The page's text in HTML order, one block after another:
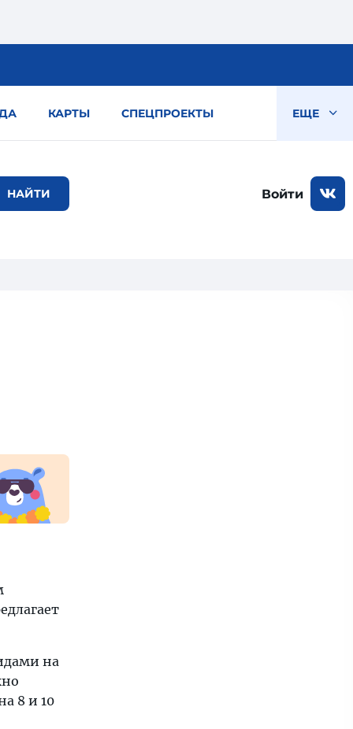
КАРТЫ СПЕЦПРОЕКТЫ ЕЩЕ
Войти
на
8 и 10